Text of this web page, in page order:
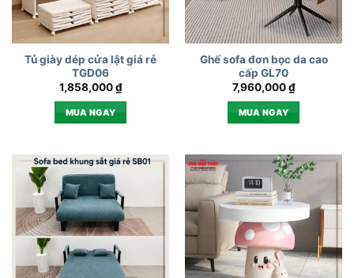
Tủ giày dép cửa lật giá rẻ
TGD06
1,858,000₫
MUA NGAY
Ghế sofa đơn bọc da cao
cấp GL70
7,960,000₫
MUA NGAY